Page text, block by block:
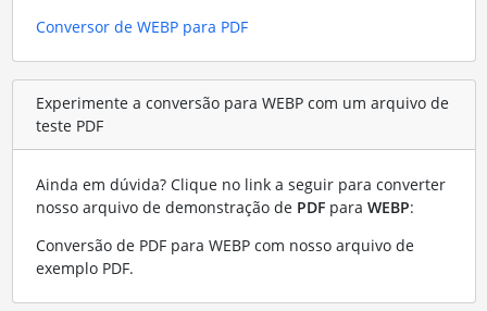
Conversor de WEBP para PDF
Experimente a conversão para WEBP com um arquivo de
teste PDF
Ainda em dúvida? Clique no link a seguir para converter
nosso arquivo de demonstração de PDFpara WEBP:
Conversão de PDF para WEBP com nosso arquivo de
exemplo PDF.